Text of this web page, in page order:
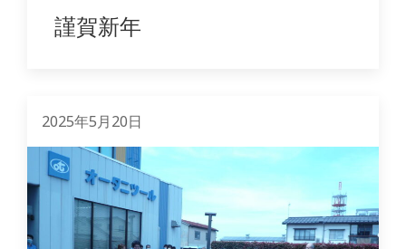
謹賀新年
2025年5月20日